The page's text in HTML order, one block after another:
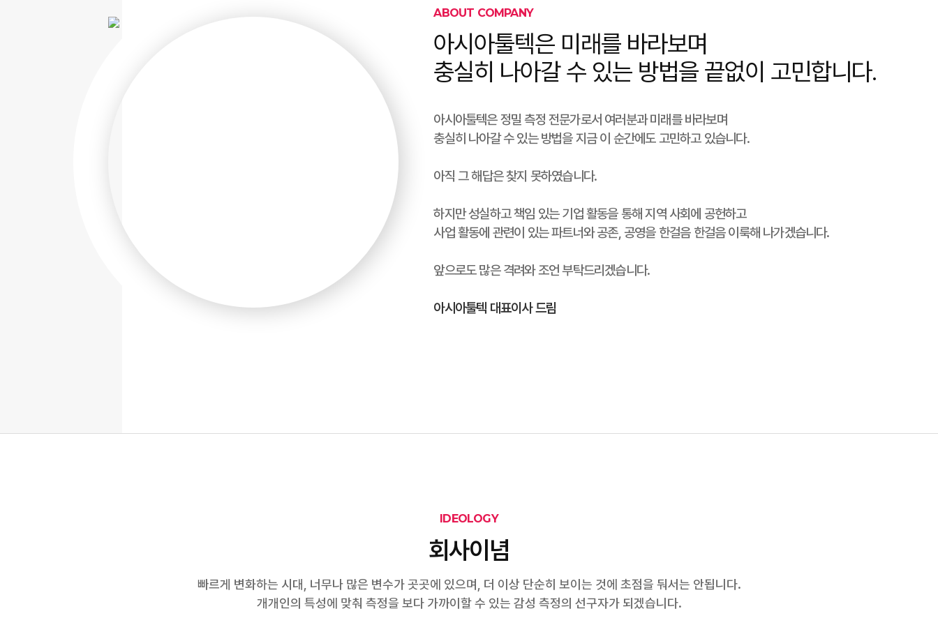
ABOUT COMPANY
아시아툴텍은 미래를 바라보며
충실히 나아갈 수 있는 방법을 끝없이 고민합니다.
아시아툴텍은 정밀 측정 전문가로서 여러분과 미래를 바라보며
충실히 나아갈 수 있는 방법을 지금 이 순간에도 고민하고 있습니다.
아직 그 해답은 찾지 못하였습니다.
하지만 성실하고 책임 있는 기업 활동을 통해 지역 사회에 공헌하고
사업 활동에 관련이 있는 파트너와 공존, 공영을 한걸음 한걸음 이룩해 나가겠습니다.
앞으로도 많은 격려와 조언 부탁드리겠습니다.
아시아툴텍 대표이사 드림
IDEOLOGY
회사이념
빠르게 변화하는 시대, 너무나 많은 변수가 곳곳에 있으며, 더 이상 단순히 보이는 것에 초점을 둬서는 안됩니다.
개개인의 특성에 맞춰 측정을 보다 가까이할 수 있는 감성 측정의 선구자가 되겠습니다.